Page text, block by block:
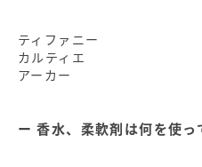
ティファニー
カルティエ
アーカー
香水、柔軟剤は何を使っ